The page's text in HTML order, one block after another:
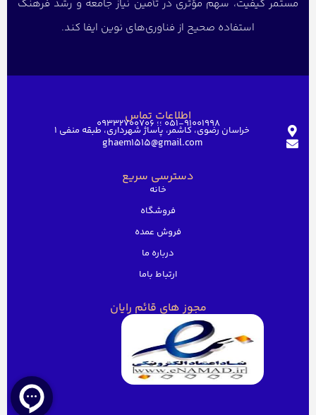
مستمر کیفیت، سهم مؤثری در تأمین نیاز جامعه و رشد فرهنگ
استفاده صحیح از فناوری‌های نوین ایفا کند.
اطلاعات تماس051-91001998 ؛؛ 09332700706
خراسان رضوی، کاشمر، پاساژ شهرداری، طبقه منفی ۱
ghaem1515@gmail.com
دسترسی سریع
خانه
فروشگاه
فروش عمده
درباره ما
ارتباط باما
مجوز های قائم رایان